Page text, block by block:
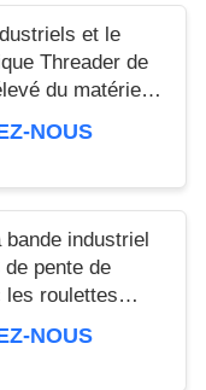
the difference. No
Highly r
et le
Threader de
du matériel
transportent
NOUS
industriel
pente de
les roulettes
NOUS